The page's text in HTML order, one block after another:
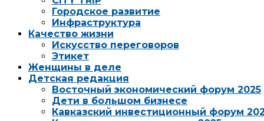
Городское развитие
Инфраструктура
Качество жизни
Искусство переговоров
Этикет
Женщины в деле
Детская редакция
Восточный экономический форум 2025
Дети в большом бизнесе
Кавказский инвестиционный форум